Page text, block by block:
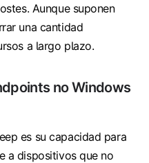
Aunque suponen
una cantidad
a largo plazo.
no Windows
es su capacidad para
a dispositivos que no